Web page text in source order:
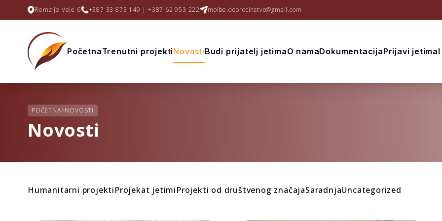
Remzije Veje 6 +387 33 873 149 | +387 62 953 222 molbe.dobrocinstvo@gmail.com
PočetnaTrenutni projektiNovostiBudi prijatelj jetimaO namaDokumentacijaPrijavi jetima
POČETNA>NOVOSTI
Novosti
Humanitarni projektiProjekat jetimiProjekti od društvenog značajaSaradnjaUncategorized